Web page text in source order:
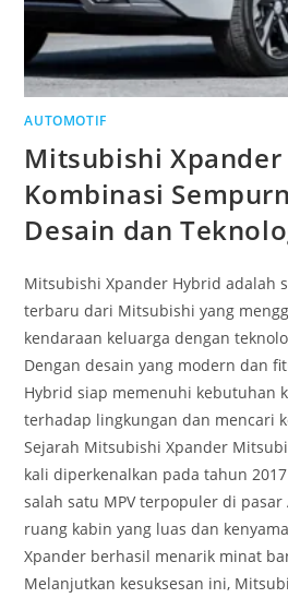
AUTOMOTIF
Mitsubishi
Kombinasi
Desain dan
Mitsubishi Xpander Hybrid adalah
terbaru dari Mitsubishi yang
kendaraan keluarga dengan
Dengan desain yang modern dan
Hybrid siap memenuhi kebutuhan
terhadap lingkungan dan mencari
Sejarah Mitsubishi Xpander
kali diperkenalkan pada tahun
salah satu MPV terpopuler di pasar
ruang kabin yang luas dan
Xpander berhasil menarik minat
Melanjutkan kesuksesan ini,